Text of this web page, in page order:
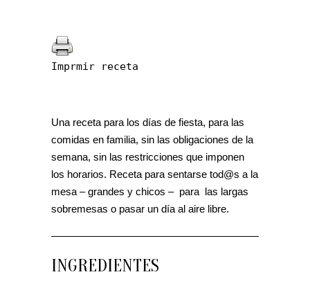
Imprmir receta
Una receta para los días de fiesta, para las
comidas en familia, sin las obligaciones de la
semana, sin las restricciones que imponen
los horarios. Receta para sentarse tod@s a la
mesa – grandes y chicos – para las largas
sobremesas o pasar un día al aire libre.
INGREDIENTES